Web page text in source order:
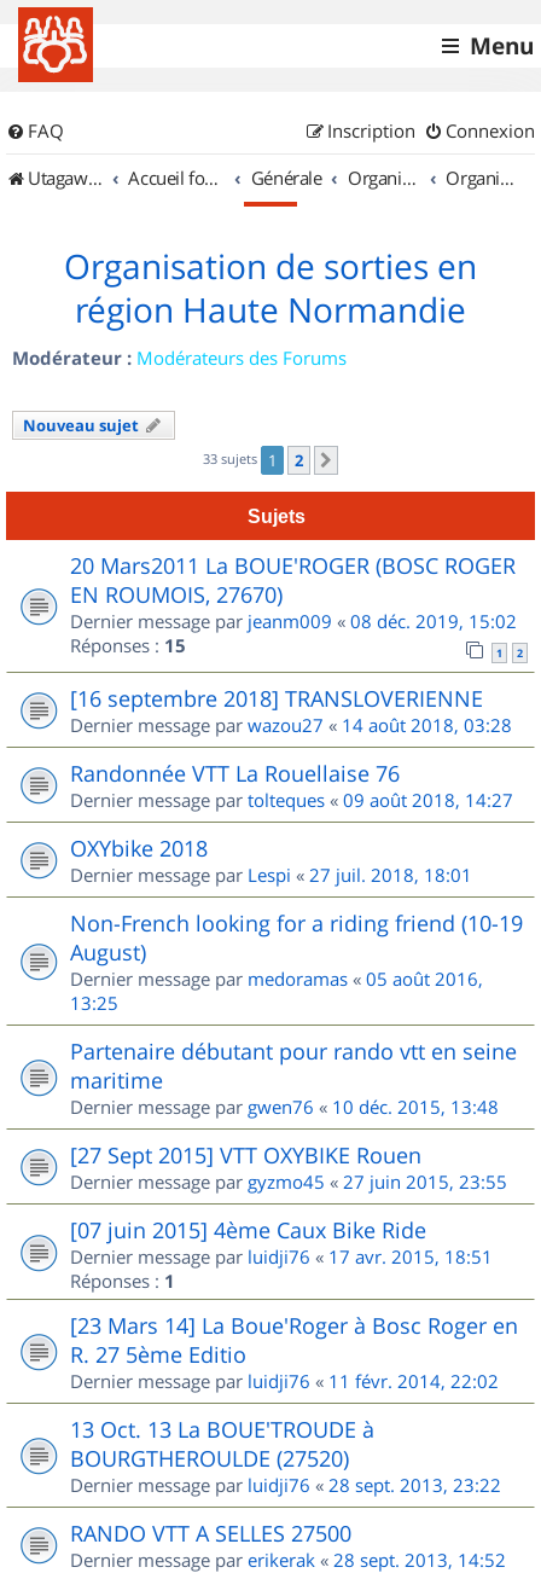
Menu
FAQ Connexion
Inscription
UtagawaVTT (Randos VTT et VTTAE avec traces GPS)
Accueil forum Générale Organisation de sorties & Recherche de partenaires Organisation de sorties en région Haute Normandie
Organisation de sorties en
région Haute Normandie
Modérateur : Modérateurs des Forums
Nouveau sujet
33 sujets 1 2
Sujets
20 Mars2011 La BOUE'ROGER (BOSC ROGER
EN ROUMOIS, 27670)
Dernier message par jeanm009 « 08 déc. 2019, 15:02
Réponses : 15 1 2
[16 septembre 2018] TRANSLOVERIENNE
Dernier message par wazou27 « 14 août 2018, 03:28
Randonnée VTT La Rouellaise 76
Dernier message par tolteques « 09 août 2018, 14:27
OXYbike 2018
Dernier message par Lespi « 27 juil. 2018, 18:01
Non-French looking for a riding friend (10-19
August)
Dernier message par medoramas « 05 août 2016,
13:25
Partenaire débutant pour rando vtt en seine
maritime
Dernier message par gwen76 « 10 déc. 2015, 13:48
[27 Sept 2015] VTT OXYBIKE Rouen
Dernier message par gyzmo45 « 27 juin 2015, 23:55
[07 juin 2015] 4ème Caux Bike Ride
Dernier message par luidji76 « 17 avr. 2015, 18:51
Réponses : 1
[23 Mars 14] La Boue'Roger à Bosc Roger en
R. 27 5ème Editio
Dernier message par luidji76 « 11 févr. 2014, 22:02
13 Oct. 13 La BOUE'TROUDE à
BOURGTHEROULDE (27520)
Dernier message par luidji76 « 28 sept. 2013, 23:22
RANDO VTT A SELLES 27500
Dernier message par erikerak « 28 sept. 2013, 14:52